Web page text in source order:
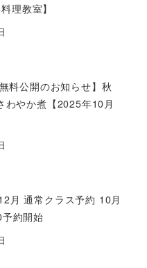
理教室】
料公開のお知らせ】秋
わやか煮【2025年10月
月 通常クラス予約 10月
約開始